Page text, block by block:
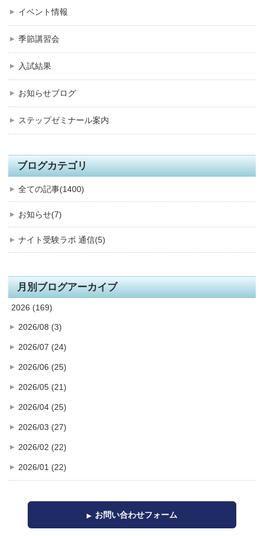
イベント情報
季節講習会
入試結果
お知らせブログ
ステップゼミナール案内
ブログカテゴリ
全ての記事(1400)
お知らせ(7)
ナイト受験ラボ 通信(5)
月別ブログアーカイブ
2026 (169)
2026/08 (3)
2026/07 (24)
2026/06 (25)
2026/05 (21)
2026/04 (25)
2026/03 (27)
2026/02 (22)
2026/01 (22)
お問い合わせフォーム